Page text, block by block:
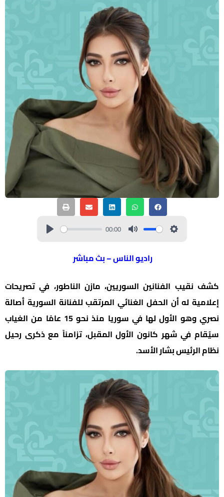
00:00
راديو الناس – بث مباشر
كشف نقيب الفنانين السوريين، مازن الناطور، في تصريحات
إعلامية له أن الحفل الغنائي المرتقب للفنانة السورية أصالة
نصري وهو الأول لها في سوريا منذ نحو 15 عامًا من الغياب
سيُقام في شهر كانون الأول المقبل، تزامناً مع ذكرى رحيل
نظام الرئيس بشار الأسد.